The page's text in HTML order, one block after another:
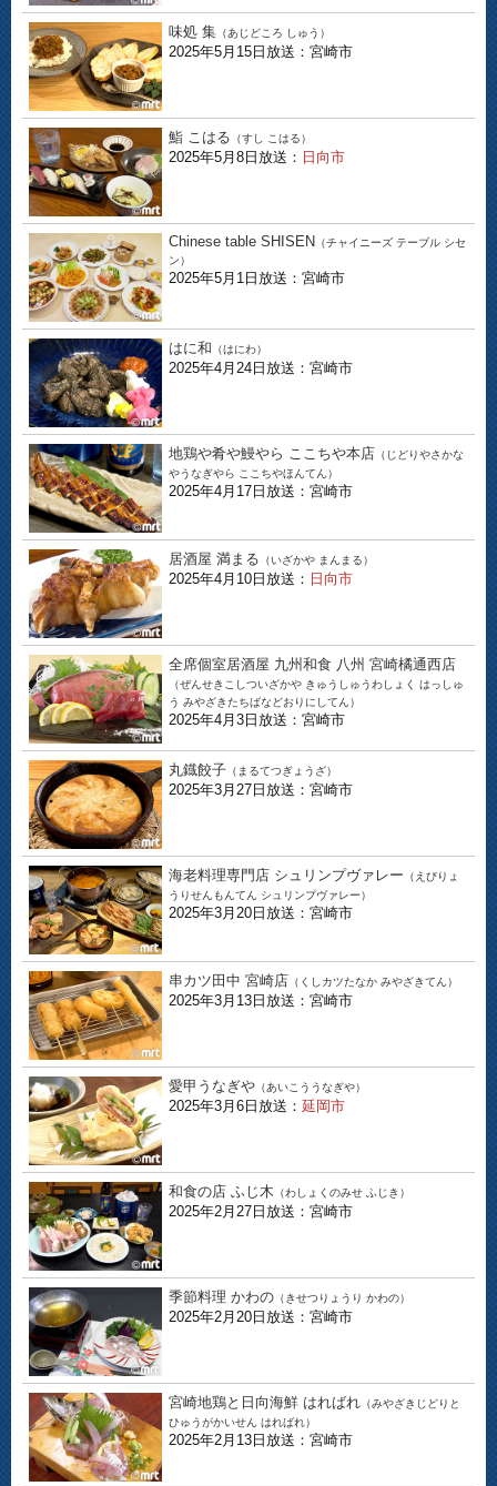
味処 集 （あじどころ しゅう）
2025年5月15日放送：宮崎市
鮨 こはる （すし こはる）
2025年5月8日放送： 日向市
Chinese table SHISEN （チャイニーズ テーブル シセ
ン）
2025年5月1日放送：宮崎市
はに和 （はにわ）
2025年4月24日放送：宮崎市
地鶏や肴や鰻やら ここちや本店 （じどりやさかな
やうなぎやら ここちやほんてん）
2025年4月17日放送：宮崎市
居酒屋 満まる （いざかや まんまる）
2025年4月10日放送： 日向市
全席個室居酒屋 九州和食 八州 宮崎橘通西店
（ぜんせきこしついざかや きゅうしゅうわしょく はっしゅ
う みやざきたちばなどおりにしてん）
2025年4月3日放送：宮崎市
丸鐡餃子 （まるてつぎょうざ）
2025年3月27日放送：宮崎市
海老料理専門店 シュリンプヴァレー （えびりょ
うりせんもんてん シュリンプヴァレー）
2025年3月20日放送：宮崎市
串カツ田中 宮崎店 （くしカツたなか みやざきてん）
2025年3月13日放送：宮崎市
愛甲うなぎや （あいこううなぎや）
2025年3月6日放送： 延岡市
和食の店 ふじ木 （わしょくのみせ ふじき）
2025年2月27日放送：宮崎市
季節料理 かわの （きせつりょうり かわの）
2025年2月20日放送：宮崎市
宮崎地鶏と日向海鮮 はればれ （みやざきじどりと
ひゅうがかいせん はればれ）
2025年2月13日放送：宮崎市